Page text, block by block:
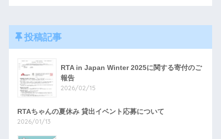
投稿記事
RTA in Japan Winter 2025に関する寄付のご
報告
2026/02/15
RTAちゃんの夏休み 貸出イベント応募について
2026/01/13